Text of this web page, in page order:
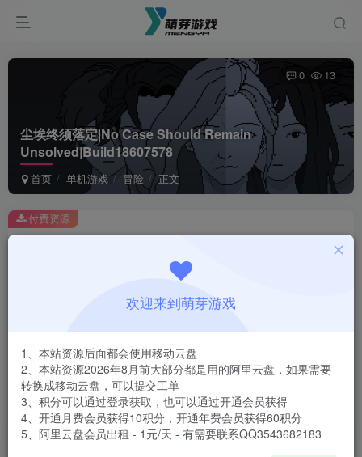
尘埃终须落定|No Case Should Remain
Unsolved|Build18607578
首页 单机游戏 冒险 正文
0 13
此内容为付费资源，请付费后查看
￥1
免费
登录购买
安装包大小
游戏本体大小
310.1 MB
付费资源
欢迎来到萌芽游戏
1、本站资源后面都会使用移动云盘
2、本站资源2026年8月前大部分都是用的阿里云盘，如果需要
转换成移动云盘，可以提交工单
3、积分可以通过登录获取，也可以通过开通会员获得
4、开通月费会员获得10积分，开通年费会员获得60积分
5、阿里云盘会员出租 - 1元/天 - 有需要联系QQ3543682183